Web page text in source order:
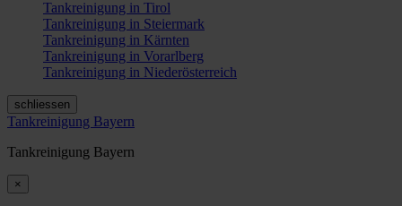
Tankreinigung in Tirol
Tankreinigung in Steiermark
Tankreinigung in Kärnten
Tankreinigung in Vorarlberg
Tankreinigung in Niederösterreich
schliessen
Tankreinigung Bayern
Tankreinigung Bayern
×